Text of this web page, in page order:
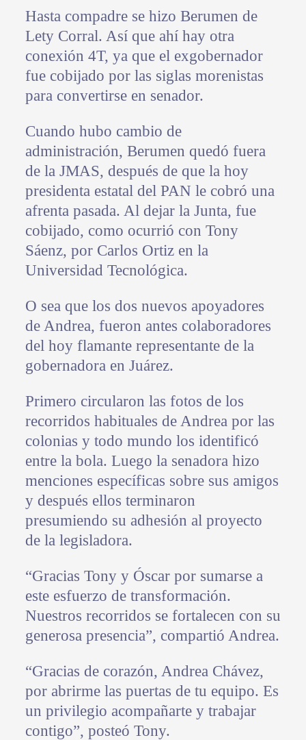
Hasta compadre se hizo Berumen de
Lety Corral. Así que ahí hay otra
conexión 4T, ya que el exgobernador
fue cobijado por las siglas morenistas
para convertirse en senador.
Cuando hubo cambio de
administración, Berumen quedó fuera
de la JMAS, después de que la hoy
presidenta estatal del PAN le cobró una
afrenta pasada. Al dejar la Junta, fue
cobijado, como ocurrió con Tony
Sáenz, por Carlos Ortiz en la
Universidad Tecnológica.
O sea que los dos nuevos apoyadores
de Andrea, fueron antes colaboradores
del hoy flamante representante de la
gobernadora en Juárez.
Primero circularon las fotos de los
recorridos habituales de Andrea por las
colonias y todo mundo los identificó
entre la bola. Luego la senadora hizo
menciones específicas sobre sus amigos
y después ellos terminaron
presumiendo su adhesión al proyecto
de la legisladora.
“Gracias Tony y Óscar por sumarse a
este esfuerzo de transformación.
Nuestros recorridos se fortalecen con su
generosa presencia”, compartió Andrea.
“Gracias de corazón, Andrea Chávez,
por abrirme las puertas de tu equipo. Es
un privilegio acompañarte y trabajar
contigo”, posteó Tony.